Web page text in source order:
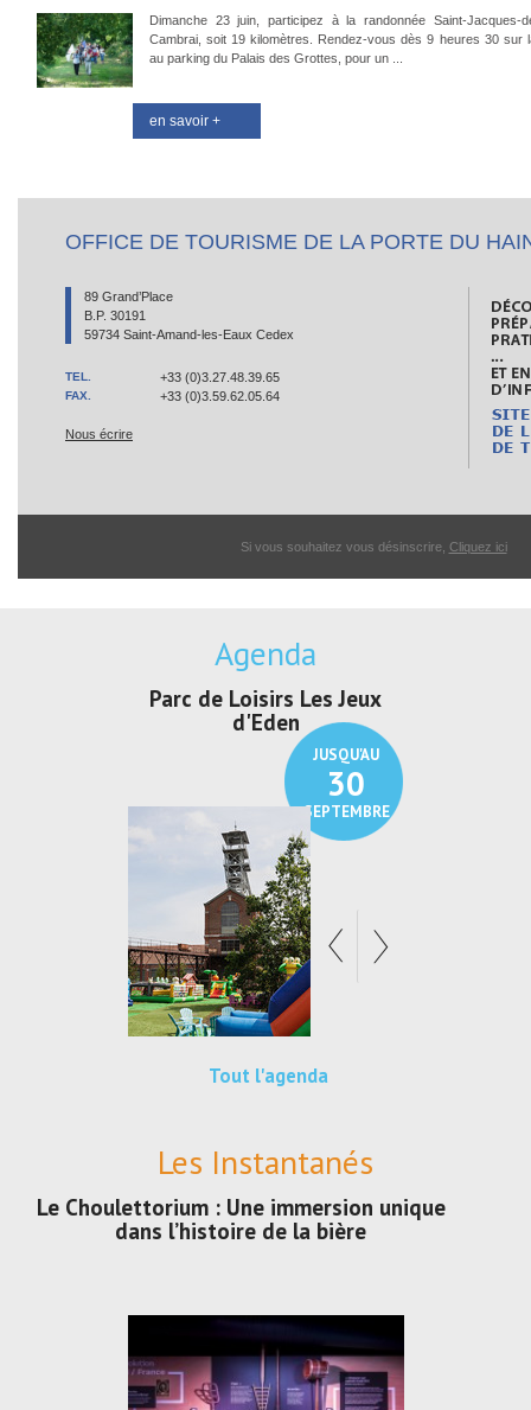
Dimanche 23 juin, participez à la randonnée Saint-Jacques-
Cambrai, soit 19 kilomètres. Rendez-vous dès 9 heures 30 sur
au parking du Palais des Grottes, pour un ...
en savoir +
OFFICE DE TOURISME DE LA PORTE DU
89 Grand’Place
B.P. 30191
59734 Saint-Amand-les-Eaux Cedex
TEL. +33 (0)3.27.48.39.65
FAX. +33 (0)3.59.62.05.64
Nous écrire
Si vous souhaitez vous désinscrire, Cliquez ici
Agenda
JUSQU'AU
21
SEPTEMBRE
Exposition "Lucien Jonas -
Au pays du charbon ...
Tout l'agenda
Les Instantanés
Le Choulettorium : Une immersion unique
dans l’histoire de la bière